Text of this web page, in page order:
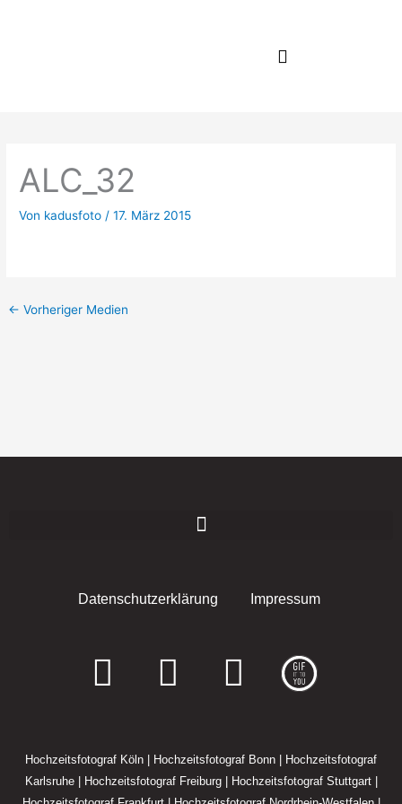
ALC_32
Von kadusfoto /17. März 2015
← Vorheriger Medien
Datenschutzerklärung Impressum
F
c
e
I
s
t
E
v
e
Hochzeitsfotograf Köln Hochzeitsfotograf Bonn
Hochzeitsfotograf
Karlsruhe| Hochzeitsfotograf Freiburg| Hochzeitsfotograf Stuttgart|